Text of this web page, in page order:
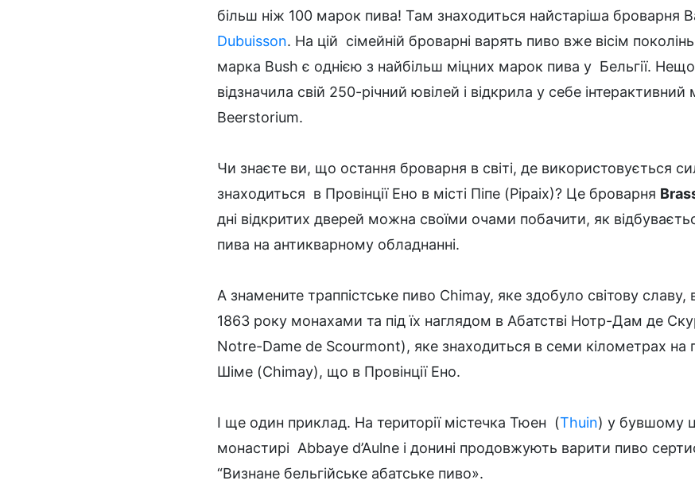
більш ніж 100 марок пива! Там знаходиться найстаріша броварня
Dubuisson. На цій сімейній броварні варять пиво вже вісім
марка Bush є однією з найбільш міцних марок пива у Бельгії.
відзначила свій 250-річний ювілей і відкрила у себе інтерактивний
Beerstorium.
Чи знаєте ви, що остання броварня в світі, де використовується
знаходиться в Провінції Ено в місті Піпе (Pipaix)? Це броварня
дні відкритих дверей можна своїми очами побачити, як
пива на антикварному обладнанні.
А знамените траппістське пиво Chimay, яке здобуло світову славу,
1863 року монахами та під їх наглядом в Абатстві Нотр-Дам де
Notre-Dame de Scourmont), яке знаходиться в семи кілометрах на
Шіме (Chimay), що в Провінції Ено.
І ще один приклад. На території містечка Тюен (Thuin) у бувшому
монастирі Abbaye d’Aulne і донині продовжують варити пиво
“Визнане бельгійське абатське пиво».